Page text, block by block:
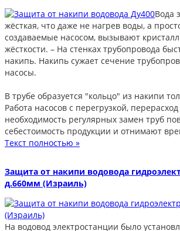
Вода
жёсткая, что даже не нагрев воды, а
создаваемые насосом, вызывают
жёсткости. – На стенках трубопровода
накипь. Накипь сужает сечение
насосы.
В трубе образуется "кольцо" из накипи
Работа насосов с перегрузкой,
необходимость регулярных замен труб
себестоимость продукции и отнимают
Текст полностью »
Защита от накипи водовода
д.660мм (Израиль)
На водовод электростанции было